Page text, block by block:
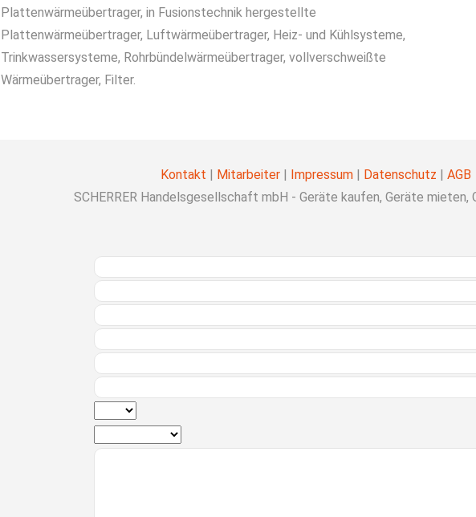
Plattenwärmeübertrager, in Fusionstechnik hergestellte
Plattenwärmeübertrager, Luftwärmeübertrager, Heiz- und Kühlsysteme,
Trinkwassersysteme, Rohrbündelwärmeübertrager, vollverschweißte
Wärmeübertrager, Filter.
Kontakt | Mitarbeiter | Impressum | Datenschutz | AGB
SCHERRER Handelsgesellschaft mbH - Geräte kaufen, Geräte mieten,